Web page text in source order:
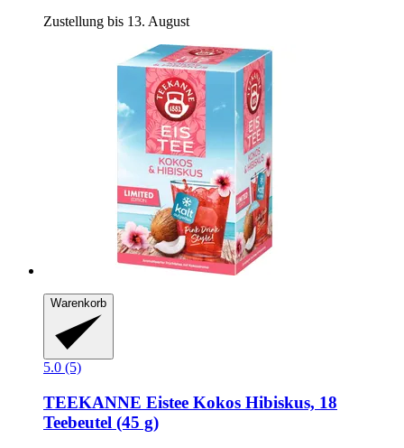
Zustellung bis 13. August
Warenkorb
5.0 (5)
TEEKANNE Eistee Kokos Hibiskus, 18
Teebeutel (45 g)